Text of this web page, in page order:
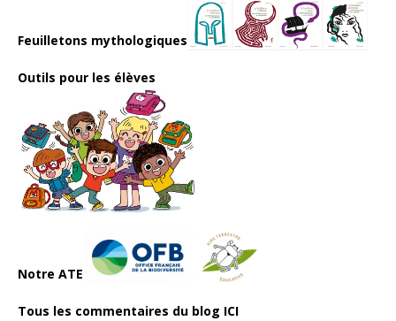
Feuilletons mythologiques
Outils pour les élèves
Notre ATE
Tous les commentaires du blog ICI